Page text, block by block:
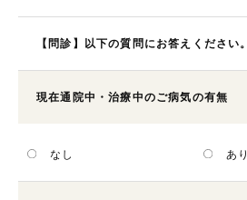
【問診】以下の質問にお答えください。
現在通院中・治療中のご病気の有無
なし あり